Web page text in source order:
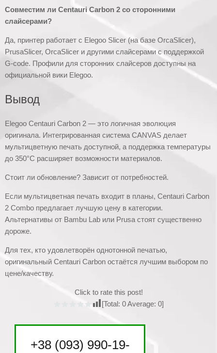
Совместим ли Centauri Carbon 2 со сторонними
слайсерами?
Да, принтер работает с Elegoo Slicer (на базе OrcaSlicer),
PrusaSlicer, OrcaSlicer и другими слайсерами с поддержкой
G-code. Профили для сторонних слайсеров доступны на
официальной вики Elegoo.
Вывод
Elegoo Centauri Carbon 2 — это логичная эволюция
оригинала. Интегрированная система CANVAS делает
мультицветную печать доступной, а поддержка температуры
до 350°C расширяет возможности материалов.
Стоит ли обновление? Зависит от потребностей.
Если мультицветная печать входит в планы, Centauri Carbon
2 Combo предлагает лучшую цену в категории.
Альтернативы от Bambu Lab или Prusa стоят существенно
дороже.
Для тех, кто удовлетворён однотонной печатью,
оригинальный Centauri Carbon остаётся лучшим выбором по
цене/качеству.
Click to rate this post!
[Total: 0Average: 0]
+38 (093) 990-19-